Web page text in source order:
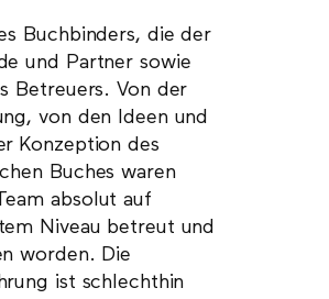
Buchbinders, die der
und Partner sowie
Betreuers. Von der
von den Ideen und
Konzeption des
Buches waren
absolut auf
Niveau betreut und
worden. Die
ist schlechthin